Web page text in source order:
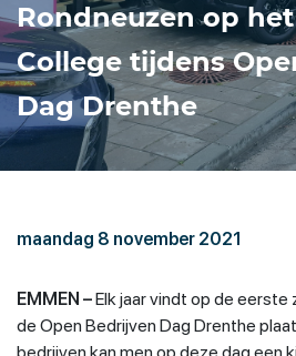
Rondneuzen op
College tijdens
Dag Drenthe
maandag 8 november 2021
EMMEN –Elk jaar vindt op de
de Open Bedrijven Dag Drenthe